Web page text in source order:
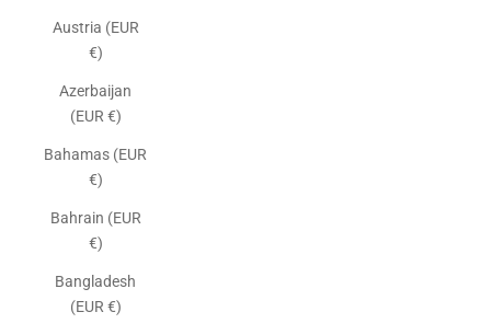
Austria (EUR
€)
Azerbaijan
(EUR €)
Bahamas (EUR
€)
Bahrain (EUR
€)
Bangladesh
(EUR €)